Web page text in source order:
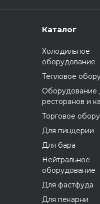
Каталог
Холодильное
оборудование
Тепловое
Оборудование
ресторанов и
Торговое
Для пиццерии
Для бара
Нейтральное
оборудование
Для фастфуда
Для пекарни